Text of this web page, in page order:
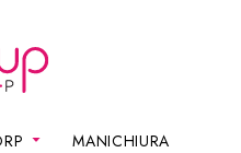
MANICHIURA